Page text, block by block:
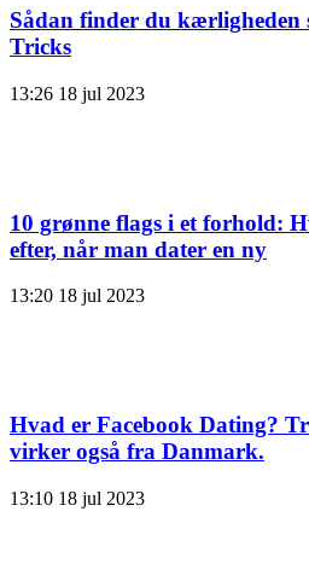
Sådan finder du kærligheden
Tricks
13:26 18 jul 2023
10 grønne flags i et forhold:
efter, når man dater en ny
13:20 18 jul 2023
Hvad er Facebook Dating?
virker også fra Danmark.
13:10 18 jul 2023